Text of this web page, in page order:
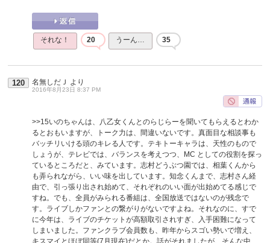
それな！ 20 うーん… 35
120 名無しだＪ より
2016年8月23日 8:37 PM
>>15いのちゃんは、八乙女くんとのらじらーを聞いてもらえるとわか
るとおもいますが、トーク力は、間違いないです。真面目な相談事も
バッチリいける頭のキレる人です。テキトーキャラは、天性のもので
しょうが、テレビでは、バランスを考えつつ、MC としての役割を探っ
ているところだと、みています。志村どうぶつ園では、相葉くんから
も弄られながら、いい味を出しています。知念くんまで、志村さん経
由で、引っ張り出され始めて、それぞれのいい面が出始めてる感じで
すね。でも、全員がみられる番組は、全国放送ではないのが残念で
す。ライブしかファンとの繋がりがないですよね。それなのに、すで
に今年は、ライブのチケットが高額取引されすぎ、入手困難になって
しまいました。ファンクラブ会員数も、昨年からスゴい勢いで増え、
キスマイとほぼ同等(7月現在)だとか。話がそれましたが、そんな中